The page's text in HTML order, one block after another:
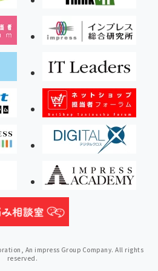
An impress Group Company. All rights
reserved.